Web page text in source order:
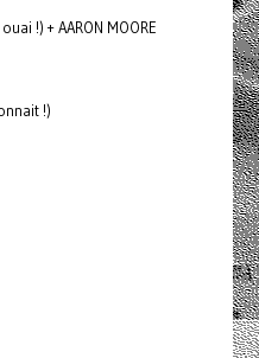
!) + AARON MOORE
!)